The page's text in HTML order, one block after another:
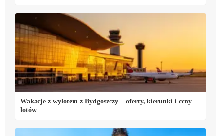
Wakacje z wylotem z Bydgoszczy – oferty, kierunki i ceny
lotów